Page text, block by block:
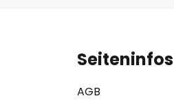
Seiteninfos
AGB